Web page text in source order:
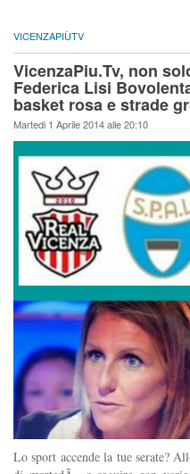
VICENZAPIÙTV
VicenzaPiu.Tv, non
Federica Lisi
basket rosa e strade
Martedi 1 Aprile 2014 alle 20:10
Lo sport accende la tue serate?